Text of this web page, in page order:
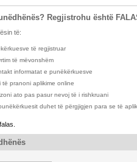
Regjistrohu është
të:
të regjistruar
të mëvonshëm
informatat e punëkërkuesve
pranoni aplikime online
ato pas pasur nevoj të i rishkruani
duhet të përgjigjen para se të